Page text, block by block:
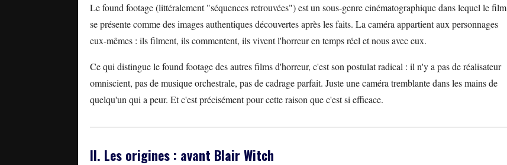
Le found footage (littéralement "séquences retrouvées") est un sous-genre cinématographique dans lequel le film
se présente comme des images authentiques découvertes après les faits. La caméra appartient aux personnages
eux-mêmes : ils filment, ils commentent, ils vivent l'horreur en temps réel et nous avec eux.
Ce qui distingue le found footage des autres films d'horreur, c'est son postulat radical : il n'y a pas de réalisateur
omniscient, pas de musique orchestrale, pas de cadrage parfait. Juste une caméra tremblante dans les mains de
quelqu'un qui a peur. Et c'est précisément pour cette raison que c'est si efficace.
II. Les origines : avant Blair Witch